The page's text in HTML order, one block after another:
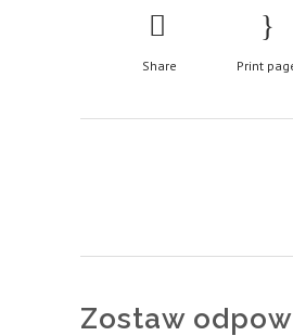
Share Print
Zostaw